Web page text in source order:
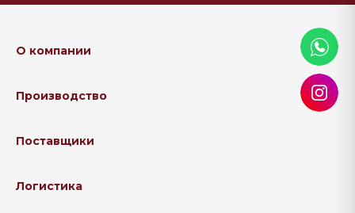
О компании
Производство
Поставщики
Логистика